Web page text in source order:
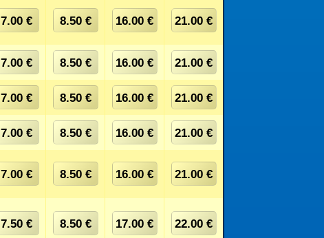
7.00 € 8.50 € 16.00 € 21.00 €
7.00 € 8.50 € 16.00 € 21.00 €
7.00 € 8.50 € 16.00 € 21.00 €
7.00 € 8.50 € 16.00 € 21.00 €
7.00 € 8.50 € 16.00 € 21.00 €
7.50 € 8.50 € 17.00 € 22.00 €